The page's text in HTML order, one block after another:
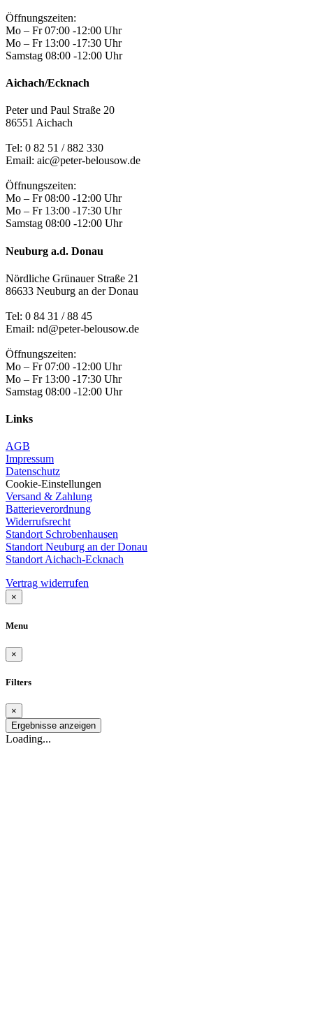
Öffnungszeiten:
Mo – Fr 07:00 -12:00 Uhr
Mo – Fr 13:00 -17:30 Uhr
Samstag 08:00 -12:00 Uhr
Aichach/Ecknach
Peter und Paul Straße 20
86551 Aichach
Tel: 0 82 51 / 882 330
Email: aic@peter-belousow.de
Öffnungszeiten:
Mo – Fr 08:00 -12:00 Uhr
Mo – Fr 13:00 -17:30 Uhr
Samstag 08:00 -12:00 Uhr
Neuburg a.d. Donau
Nördliche Grünauer Straße 21
86633 Neuburg an der Donau
Tel: 0 84 31 / 88 45
Email: nd@peter-belousow.de
Öffnungszeiten:
Mo – Fr 07:00 -12:00 Uhr
Mo – Fr 13:00 -17:30 Uhr
Samstag 08:00 -12:00 Uhr
Links
AGB
Impressum
Datenschutz
Cookie-Einstellungen
Versand & Zahlung
Batterieverordnung
Widerrufsrecht
Standort Schrobenhausen
Standort Neuburg an der Donau
Standort Aichach-Ecknach
Vertrag widerrufen
×
Menu
×
Filters
×
Ergebnisse anzeigen
Loading...